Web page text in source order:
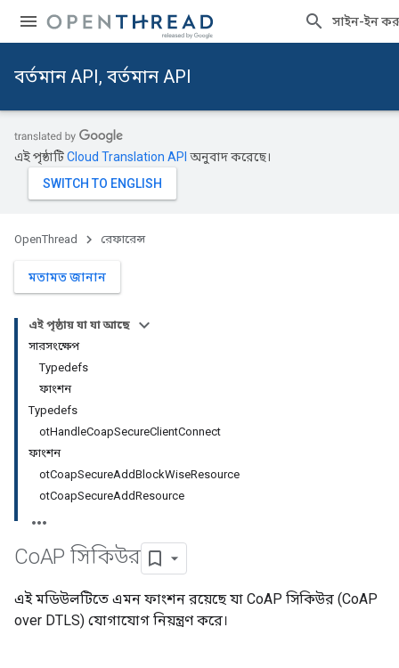
সাইন-ইন
বর্তমান API, বর্তমান API
এই পৃষ্ঠাটিCloud Translation API অনুবাদ করেছে।
OpenThread রেফারেন্স
মতামত জানান
এই পৃষ্ঠায় যা যা আছে
সারসংক্ষেপ
Typedefs
ফাংশন
Typedefs
otHandleCoapSecureClientConnect
ফাংশন
otCoapSecureAddBlockWiseResource
otCoapSecureAddResource
CoAP সিকিউর
এই মডিউলটিতে এমন ফাংশন রয়েছে যা CoAP সিকিউর (CoAP
over DTLS) যোগাযোগ নিয়ন্ত্রণ করে।